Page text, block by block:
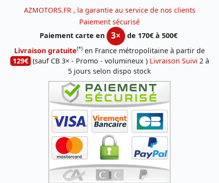
AZMOTORS.FR , la garantie au service de nos clients
Paiement sécurisé
Paiement carte en
3×
de 170€ à 500€
Livraison gratuite(*) en France métropolitaine à partir de
129€ (sauf CB 3× - Promo - volumineux ) Livraison Suivi 2 à
5 jours selon dispo stock